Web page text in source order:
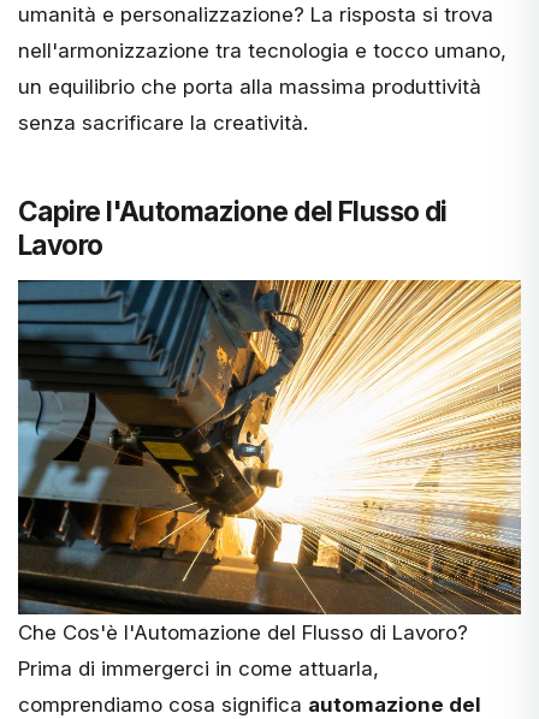
umanità e personalizzazione? La risposta si trova
nell'armonizzazione tra tecnologia e tocco umano,
un equilibrio che porta alla massima produttività
senza sacrificare la creatività.
Capire l'Automazione del Flusso di
Lavoro
Che Cos'è l'Automazione del Flusso di Lavoro?
Prima di immergerci in come attuarla,
comprendiamo cosa significa automazione del